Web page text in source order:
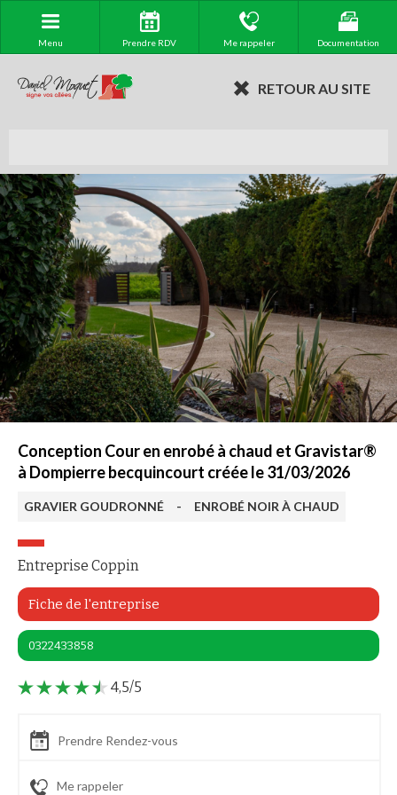
Menu Prendre RDV Me rappeler Documentation
RETOUR AU SITE
Conception Cour en enrobé à chaud et Gravistar®
à Dompierre becquincourt créée le 31/03/2026
GRAVIER GOUDRONNÉ - ENROBÉ NOIR À CHAUD
Entreprise Coppin
Fiche de l'entreprise
0322433858
4,5/5
Prendre Rendez-vous
Me rappeler